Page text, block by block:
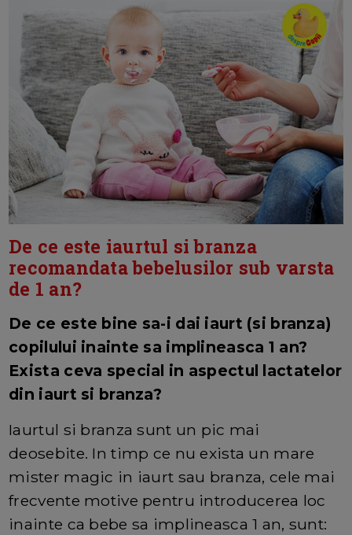
De ce este iaurtul si branza
recomandata bebelusilor sub varsta
de 1 an?
De ce este bine sa-i dai iaurt (si branza)
copilului inainte sa implineasca 1 an?
Exista ceva special in aspectul lactatelor
din iaurt si branza?
Iaurtul si branza sunt un pic mai
deosebite. In timp ce nu exista un mare
mister magic in iaurt sau branza, cele mai
frecvente motive pentru introducerea loc
inainte ca bebe sa implineasca 1 an, sunt: